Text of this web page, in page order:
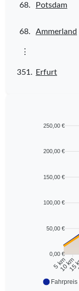
68. Potsdam
68. Ammerland
⋮
351. Erfurt
250,00 €
200,00 €
150,00 €
100,00 €
50,00 €
0,00 €
5 km
10 km
15